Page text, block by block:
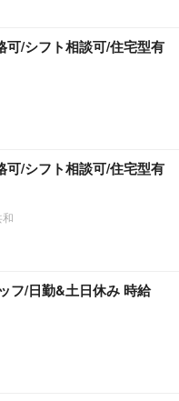
可/シフト相談可/住宅型有
可/シフト相談可/住宅型有
フ/日勤&土日休み 時給